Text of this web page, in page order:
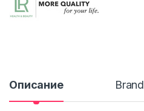
Описание Brand